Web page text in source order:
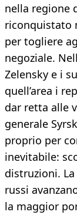
nella regione
riconquistato
per togliere
negoziale.
Zelensky e i
quell’area i
dar retta alle
generale
proprio per
inevitabile:
distruzioni.
russi
la maggior